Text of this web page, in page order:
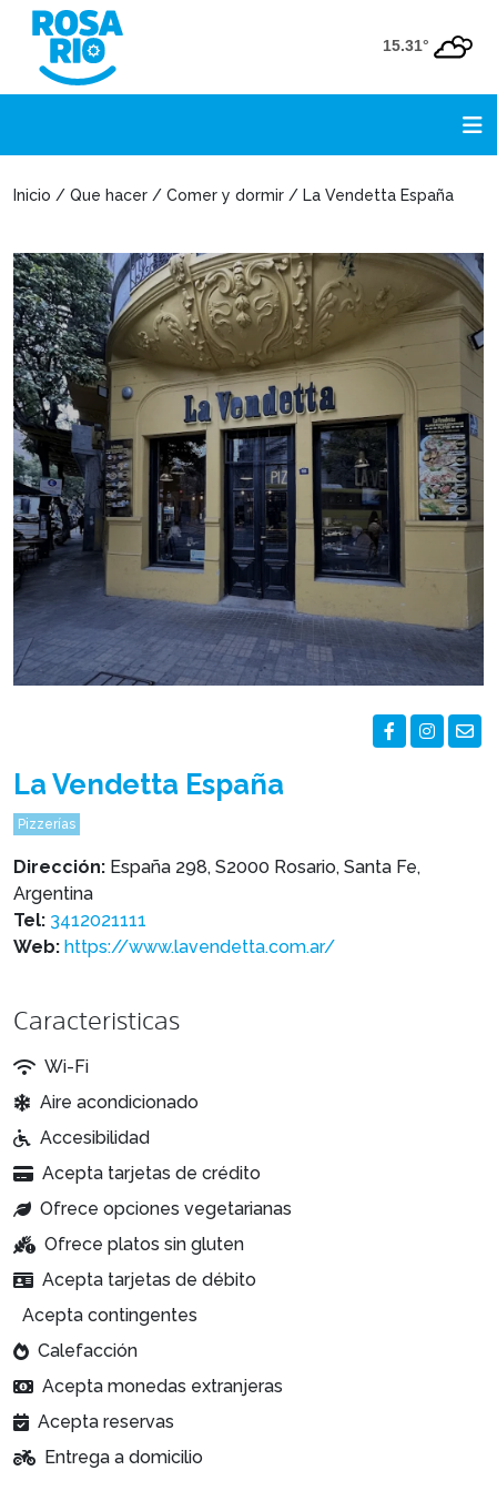
15.31°
Inicio / Que hacer / Comer y dormir / La Vendetta España
La Vendetta España
Pizzerías
Dirección: España 298, S2000 Rosario, Santa Fe,
Argentina
Tel: 3412021111
Web: https://www.lavendetta.com.ar/
Caracteristicas
Wi-Fi
Aire acondicionado
Accesibilidad
Acepta tarjetas de crédito
Ofrece opciones vegetarianas
Ofrece platos sin gluten
Acepta tarjetas de débito
Acepta contingentes
Calefacción
Acepta monedas extranjeras
Acepta reservas
Entrega a domicilio